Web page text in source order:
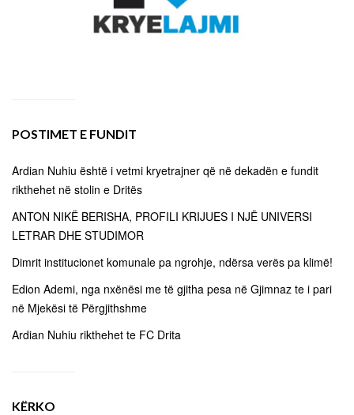
POSTIMET E FUNDIT
Ardian Nuhiu është i vetmi kryetrajner që në dekadën e fundit
rikthehet në stolin e Dritës
ANTON NIKË BERISHA, PROFILI KRIJUES I NJË UNIVERSI
LETRAR DHE STUDIMOR
Dimrit institucionet komunale pa ngrohje, ndërsa verës pa klimë!
Edion Ademi, nga nxënësi me të gjitha pesa në Gjimnaz te i pari
në Mjekësi të Përgjithshme
Ardian Nuhiu rikthehet te FC Drita
KËRKO